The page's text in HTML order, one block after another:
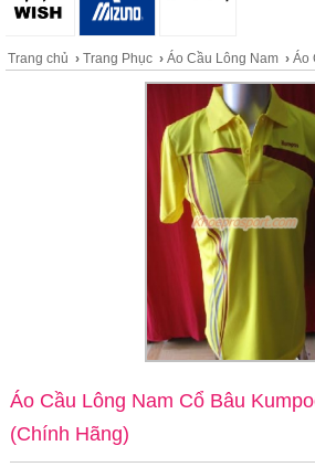
Trang chủ › Trang Phục › Áo Cầu Lông Nam › Áo
Áo Cầu Lông Nam Cổ Bâu
(Chính Hãng)